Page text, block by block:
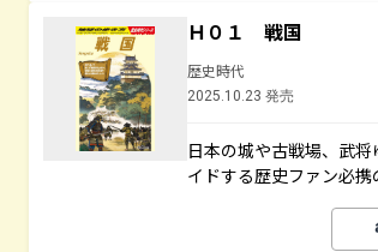
Ｈ０１ 戦国
歴史時代
2025.10.23 発売
日本の城や古戦場、武
イドする歴史ファン必携